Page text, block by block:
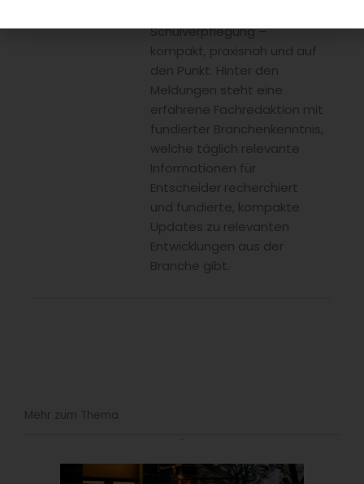
Schulverpflegung –
kompakt, praxisnah und auf
den Punkt. Hinter den
Meldungen steht eine
erfahrene Fachredaktion mit
fundierter Branchenkenntnis,
welche täglich relevante
Informationen für
Entscheider recherchiert
und fundierte, kompakte
Updates zu relevanten
Entwicklungen aus der
Branche gibt.
Mehr zum Thema